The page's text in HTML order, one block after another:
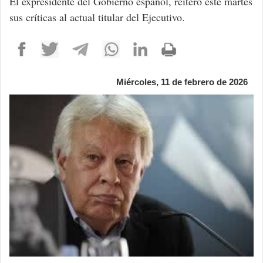
sus críticas al actual titular del Ejecutivo.
Miércoles, 11 de febrero de 2026